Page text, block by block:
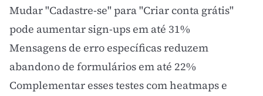
Mudar "Cadastre-se" para "Criar conta grátis"
pode aumentar sign-ups em até 31%
Mensagens de erro específicas reduzem
abandono de formulários em até 22%
Complementar esses testes comheatmapse